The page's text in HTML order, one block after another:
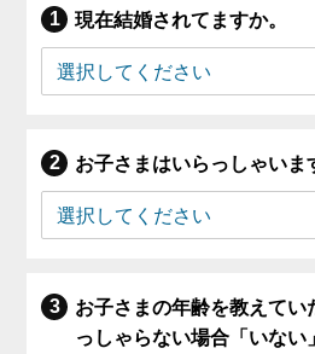
現在結婚されてますか。
お子さまはいらっしゃいま
お子さまの年齢を教えてい
っしゃらない場合「いない